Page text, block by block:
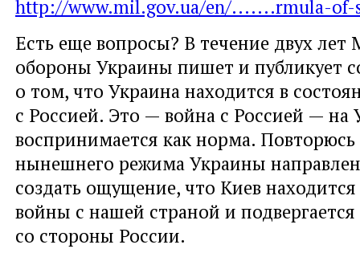
http://www.mil.gov.ua/en/.......rmula-of-
Есть еще вопросы? В течение двух лет
обороны Украины пишет и публикует
о том, что Украина находится в
с Россией. Это — война с Россией — на
воспринимается как норма.
нынешнего режима Украины
создать ощущение, что Киев
войны с нашей страной и подвергается
со стороны России.